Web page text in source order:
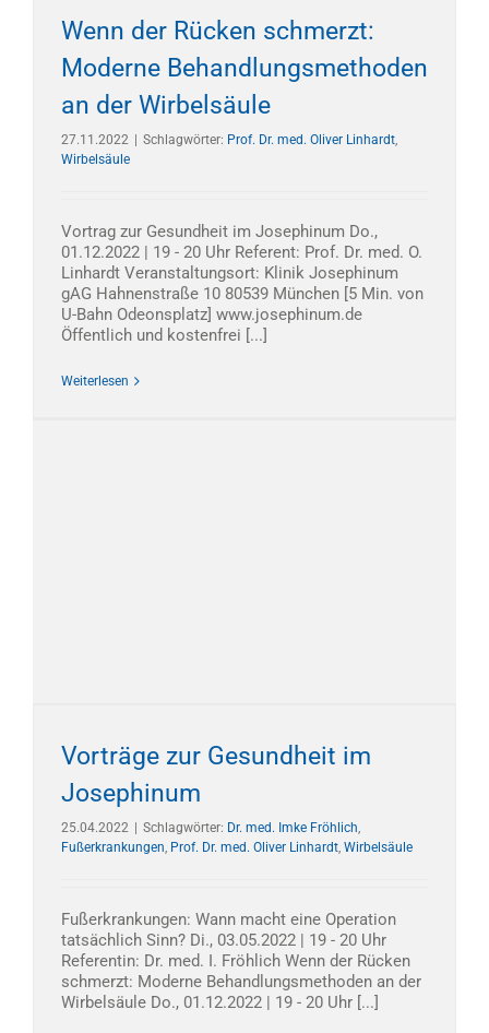
Wenn der Rücken schmerzt:
Moderne Behandlungsmethoden
an der Wirbelsäule
27.11.2022 Schlagwörter: Prof. Dr. med. Oliver Linhardt,
Wirbelsäule
Vortrag zur Gesundheit im Josephinum Do.,
01.12.2022 | 19 - 20 Uhr Referent: Prof. Dr. med. O.
Linhardt Veranstaltungsort: Klinik Josephinum
gAG Hahnenstraße 10 80539 München [5 Min. von
U-Bahn Odeonsplatz] www.josephinum.de
Öffentlich und kostenfrei [...]
Weiterlesen
Vorträge zur Gesundheit im
Josephinum
25.04.2022 Schlagwörter: Dr. med. Imke Fröhlich,
Fußerkrankungen, Prof. Dr. med. Oliver Linhardt, Wirbelsäule
Fußerkrankungen: Wann macht eine Operation
tatsächlich Sinn? Di., 03.05.2022 | 19 - 20 Uhr
Referentin: Dr. med. I. Fröhlich Wenn der Rücken
schmerzt: Moderne Behandlungsmethoden an der
Wirbelsäule Do., 01.12.2022 | 19 - 20 Uhr [...]